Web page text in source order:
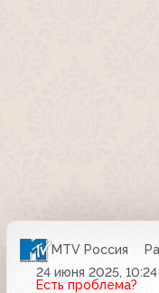
MTV Россия
24 июня 2025, 10:24
Есть проблема?